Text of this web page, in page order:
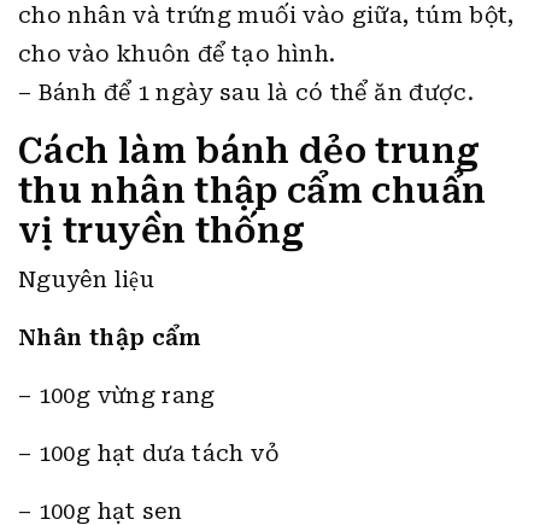
cho nhân và trứng muối vào giữa, túm bột,
cho vào khuôn để tạo hình.
– Bánh để 1 ngày sau là có thể ăn được.
Cách làm bánh dẻo trung
thu nhân thập cẩm chuẩn
vị truyền thống
Nguyên liệu
Nhân thập cẩm
– 100g vừng rang
– 100g hạt dưa tách vỏ
– 100g hạt sen